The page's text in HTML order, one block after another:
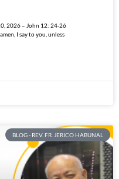
2026 – John 12: 24-26
I say to you, unless
BLOG - REV. FR. JERICO HABUNAL